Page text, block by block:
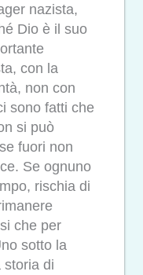
nazista,
Dio è il suo
con la
non con
sono fatti che
si può
fuori non
Se ognuno
rischia di
che per
sotto la
storia di